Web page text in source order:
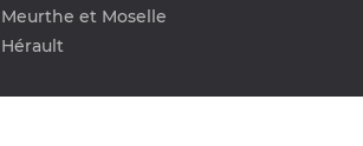
et Moselle